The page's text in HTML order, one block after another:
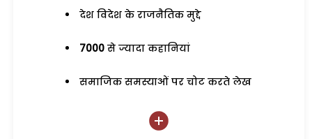
देश विदेश के राजनैतिक मुद्दे
7000 से ज्यादा कहानियां
समाजिक समस्याओं पर चोट करते लेख